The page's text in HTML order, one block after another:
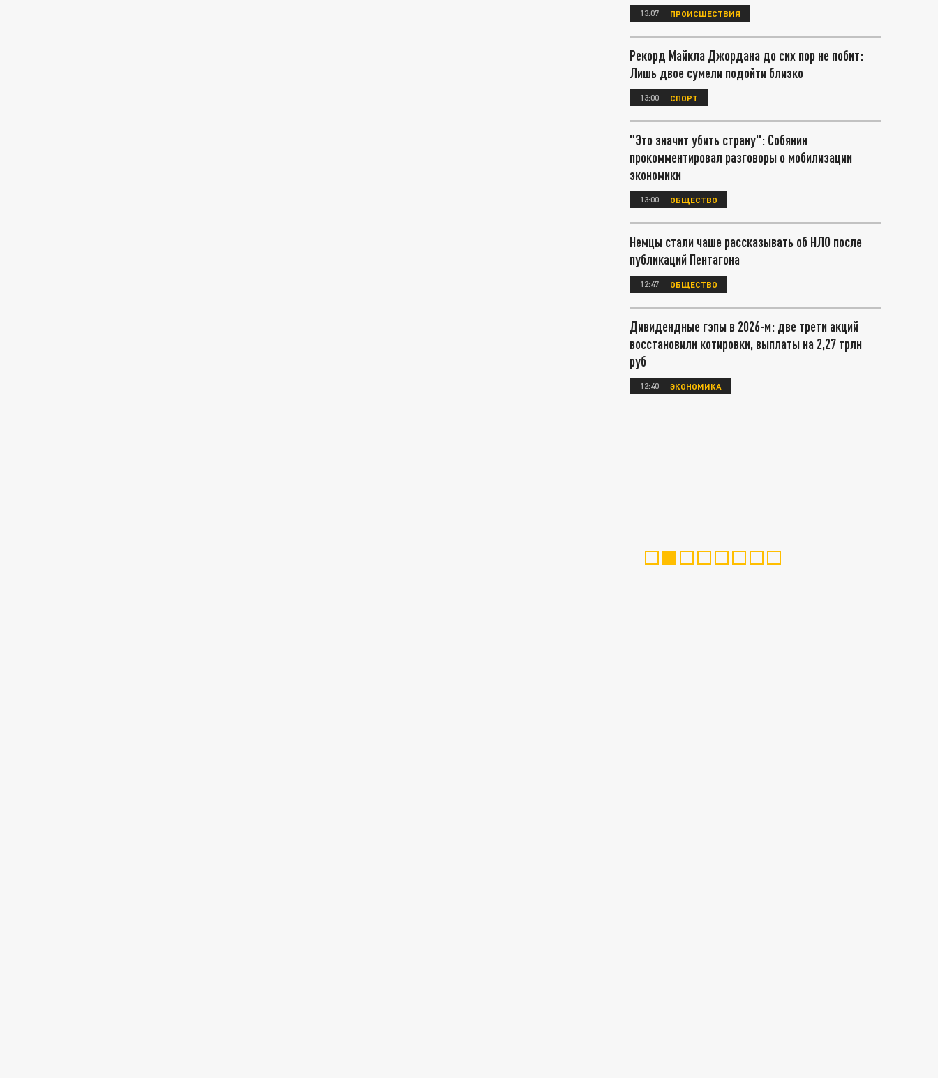
13:07 ПРОИСШЕСТВИЯ
Рекорд Майкла Джордана до сих пор не побит:
Лишь двое сумели подойти близко
13:00 СПОРТ
"Это значит убить страну": Собянин
прокомментировал разговоры о мобилизации
экономики
13:00 ОБЩЕСТВО
Немцы стали чаше рассказывать об НЛО после
публикаций Пентагона
12:47 ОБЩЕСТВО
Дивидендные гэпы в 2026-м: две трети акций
восстановили котировки, выплаты на 2,27 трлн
руб
12:40 ЭКОНОМИКА